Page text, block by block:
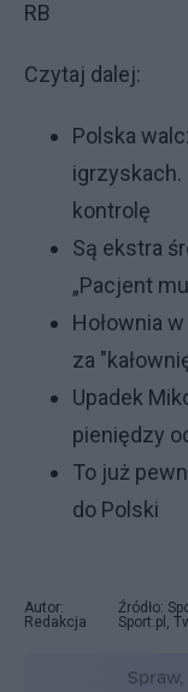
RB
Czytaj dalej:
Polska
igrzyskach.
kontrolę
Są ekstra
„Pacjent
Hołownia
za
Upadek
pieniędzy
To już
do Polski
Autor:
Redakcja
Źródło:
Sport.pl,